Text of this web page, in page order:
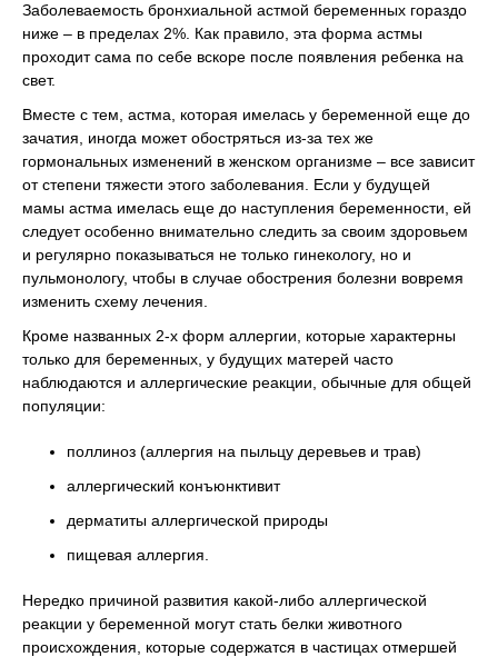
Заболеваемость бронхиальной астмой беременных гораздо
ниже – в пределах 2%. Как правило, эта форма астмы
проходит сама по себе вскоре после появления ребенка на
свет.
Вместе с тем, астма, которая имелась у беременной еще до
зачатия, иногда может обостряться из-за тех же
гормональных изменений в женском организме – все зависит
от степени тяжести этого заболевания. Если у будущей
мамы астма имелась еще до наступления беременности, ей
следует особенно внимательно следить за своим здоровьем
и регулярно показываться не только гинекологу, но и
пульмонологу, чтобы в случае обострения болезни вовремя
изменить схему лечения.
Кроме названных 2-х форм аллергии, которые характерны
только для беременных, у будущих матерей часто
наблюдаются и аллергические реакции, обычные для общей
популяции:
поллиноз (аллергия на пыльцу деревьев и трав)
аллергический конъюнктивит
дерматиты аллергической природы
пищевая аллергия.
Нередко причиной развития какой-либо аллергической
реакции у беременной могут стать белки животного
происхождения, которые содержатся в частицах отмершей